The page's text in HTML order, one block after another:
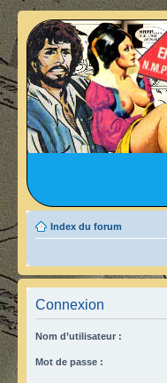
Index du forum
Connexion
Nom d’utilisateur :
Mot de passe :